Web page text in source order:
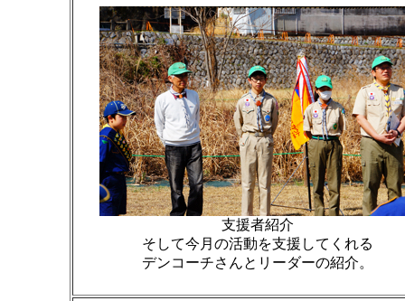
支援者紹介
そして今月の活動を支援してくれる
デンコーチさんとリーダーの紹介。